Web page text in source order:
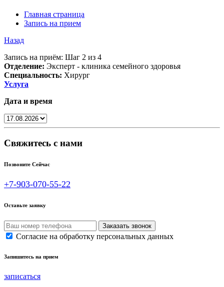
Главная страница
Запись на прием
Назад
Запись на приём: Шаг 2 из 4
Отделение: Эксперт - клиника семейного здоровья
Специальность: Хирург
Услуга
Дата и время
Свяжитесь с нами
Позвоните Сейчас
+7-903-070-55-22
Оставьте заявку
Согласие на обработку персональных данных
Запишитесь на прием
записаться